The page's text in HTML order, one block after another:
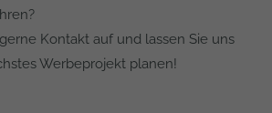
Kontakt auf und lassen Sie uns
Werbeprojekt planen!